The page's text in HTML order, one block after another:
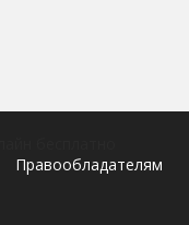
Правообладателям